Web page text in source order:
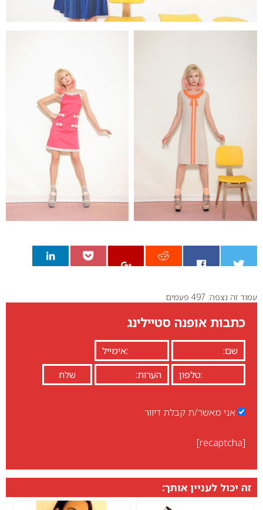
0
עמוד זה נצפה: 497 פעמים
כתבות אופנה סטיילינג
אני מאשר/ת קבלת דיוור
[recaptcha]
זה יכול לעניין אותך: